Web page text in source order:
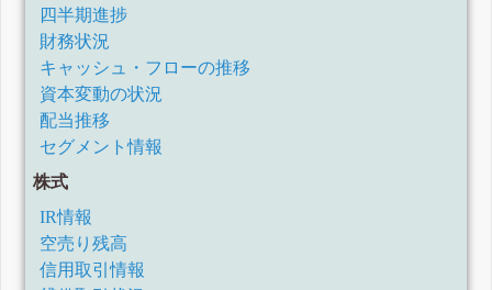
四半期進捗
財務状況
キャッシュ・フローの推移
資本変動の状況
配当推移
セグメント情報
株式
IR情報
空売り残高
信用取引情報